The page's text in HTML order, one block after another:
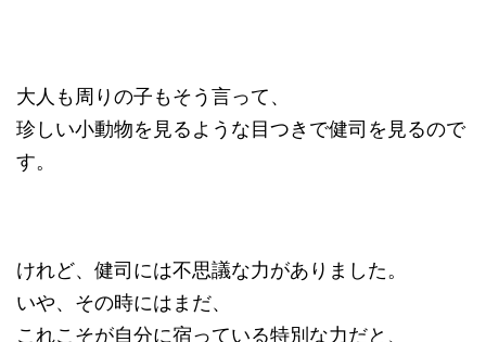
大人も周りの子もそう言って、
珍しい小動物を見るような目つきで健司を見るので
す。
けれど、健司には不思議な力がありました。
いや、その時にはまだ、
これこそが自分に宿っている特別な力だと、